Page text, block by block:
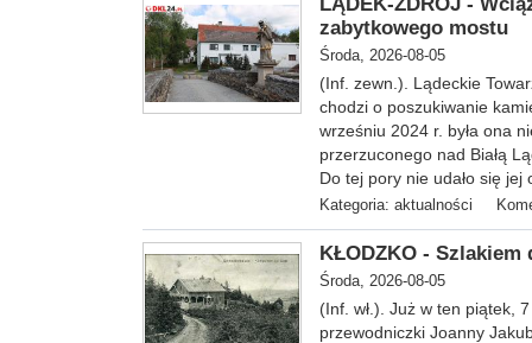
zabytkowego mostu
Środa, 2026-08-05
(Inf. zewn.). Lądeckie
chodzi o poszukiwanie
wrześniu 2024 r. była ona
przerzuconego nad Białą
Do tej pory nie udało się jej
Kategoria: aktualności
KŁODZKO -
Środa, 2026-08-05
(Inf. wł. ). Już w ten piątek,
przewodniczki Joanny